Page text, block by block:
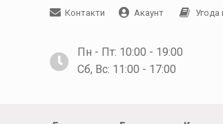
Контакти Акаунт Угода
Пн - Пт: 10:00 - 19:00
Сб, Вс: 11:00 - 17:00